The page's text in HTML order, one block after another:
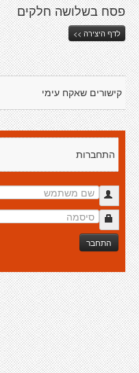
פסח בשלושה חלקים
לדף היצירה >>
קישורים שאקח עימי
התחברות
התחבר